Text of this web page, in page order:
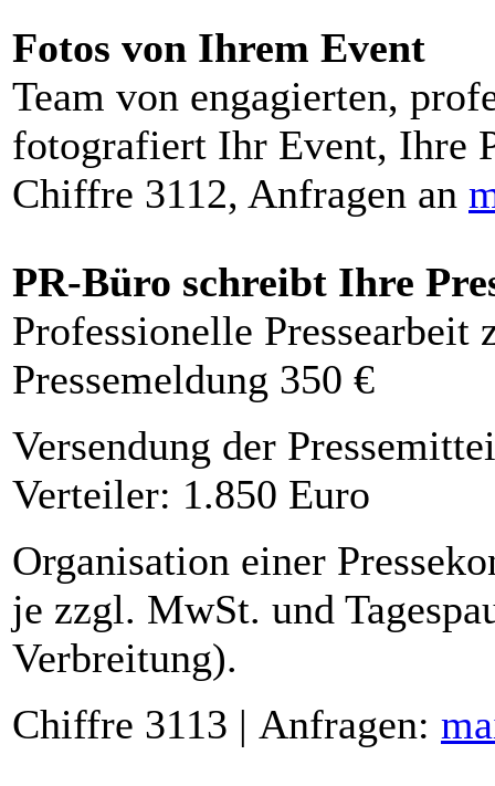
Fotos von Ihrem Event
Team von engagierten,
fotografiert Ihr Event, Ihre
Chiffre 3112, Anfragen an
PR-Büro schreibt Ihre
Professionelle Pressearbeit
Pressemeldung 350 €
Versendung der
Verteiler: 1.850 Euro
Organisation einer
je zzgl. MwSt. und
Verbreitung).
Chiffre 3113 | Anfragen: